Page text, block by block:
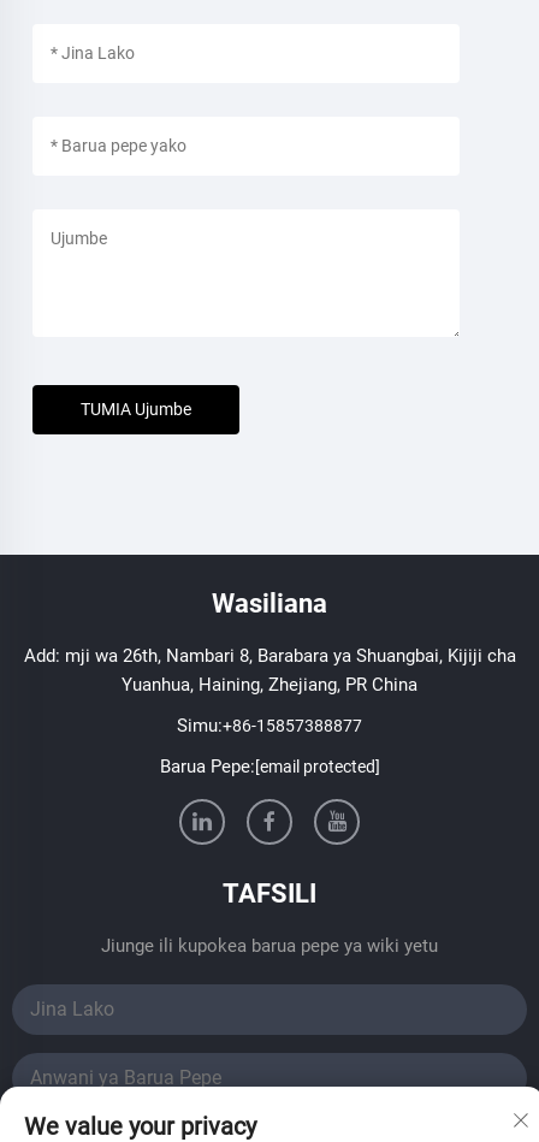
TUMIA Ujumbe
Wasiliana
Add: mji wa 26th, Nambari 8, Barabara ya Shuangbai, Kijiji cha
Yuanhua, Haining, Zhejiang, PR China
Simu:+86-15857388877
Barua Pepe:[email protected]
TAFSILI
Jiunge ili kupokea barua pepe ya wiki yetu
We value your privacy